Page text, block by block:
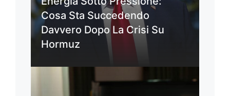
Cosa Sta Succedendo
Davvero Dopo La Crisi Su
Hormuz